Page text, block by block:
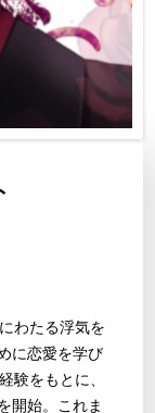
わたる浮気を
に恋愛を学び
験をもとに、
開始。これま